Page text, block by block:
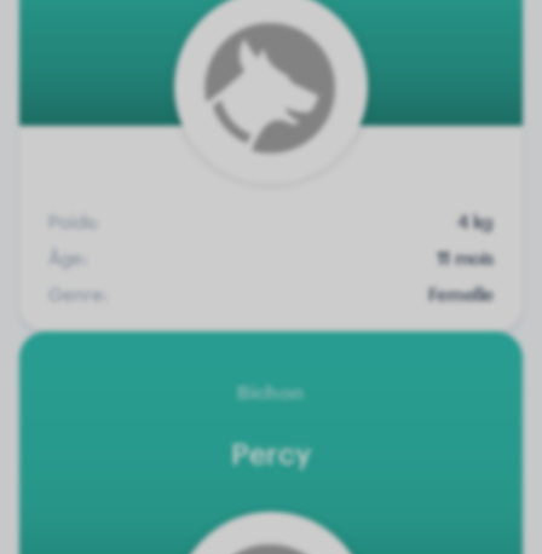
Poids:
4 kg
Âge:
11 mois
Genre:
Femelle
Bichon
Percy